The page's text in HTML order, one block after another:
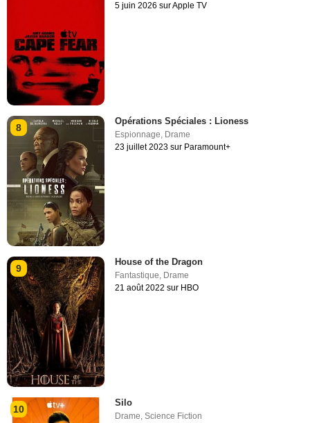
5 juin 2026 sur Apple TV
8
Opérations Spéciales : Lioness
Espionnage Drame
23 juillet 2023 sur Paramount+
9
House of the Dragon
Fantastique, Drame
21 août 2022 sur HBO
10
Silo
Drame,Science Fiction